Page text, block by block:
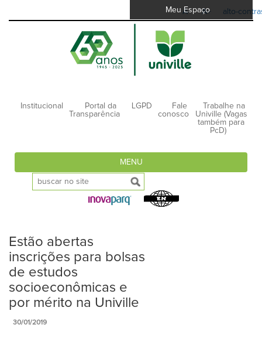
A- A+ alto-
Meu Espaço
Institucional
Portal da
Transparência
LGPD
Fale
conosco
Trabalhe na
Univille (Vagas
também para
PcD)
MENU
Estão abertas
inscrições para bolsas
de estudos
socioeconômicas e
por mérito na Univille
30/01/2019